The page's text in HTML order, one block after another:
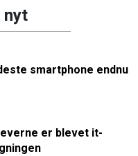
nyt
smartphone endnu
er blevet it-